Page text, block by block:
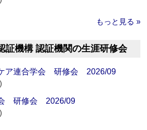
もっと見る »
証機構 認証機関の生涯研修会
ア連合学会 研修会 2026/09
研修会 2026/09